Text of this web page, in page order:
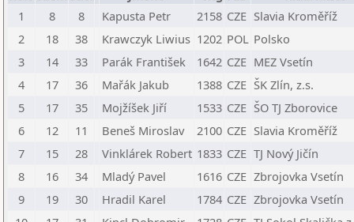
1
8 8 Kapusta Petr 2158 CZE Slavia Kroměříž
2
18 38 Krawczyk Liwius 1202 POL Polsko
3
14 33 Parák František 1642 CZE MEZ Vsetín
4
17 36 Mařák Jakub 1388 CZE ŠK Zlín, z.s.
5
17 35 Mojžíšek Jiří 1533 CZE ŠO TJ Zborovice
6
12 11 Beneš Miroslav 2100 CZE Slavia Kroměříž
7
15 28 Vinklárek Robert 1833 CZE TJ Nový Jičín
8
16 34 Mladý Pavel 1616 CZE Zbrojovka Vsetín
9
19 30 Hradil Karel 1784 CZE Zbrojovka Vsetín